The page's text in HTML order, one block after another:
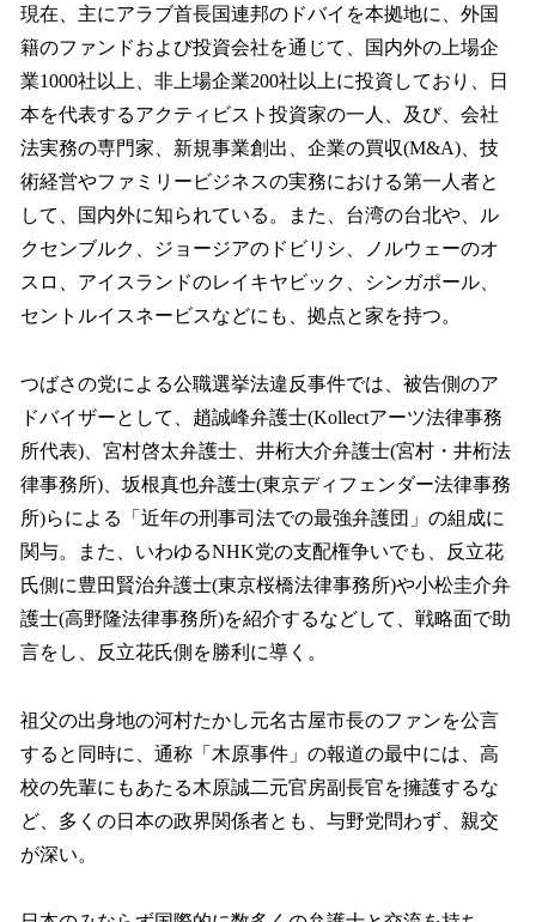
現在、主にアラブ首長国連邦のドバイを本拠地に、外国
籍のファンドおよび投資会社を通じて、国内外の上場企
業1000社以上、非上場企業200社以上に投資しており、日
本を代表するアクティビスト投資家の一人、及び、会社
法実務の専門家、新規事業創出、企業の買収(M&A)、技
術経営やファミリービジネスの実務における第一人者と
して、国内外に知られている。また、台湾の台北や、ル
クセンブルク、ジョージアのドビリシ、ノルウェーのオ
スロ、アイスランドのレイキヤビック、シンガポール、
セントルイスネービスなどにも、拠点と家を持つ。
つばさの党による公職選挙法違反事件では、被告側のア
ドバイザーとして、趙誠峰弁護士(Kollectアーツ法律事務
所代表)、宮村啓太弁護士、井桁大介弁護士(宮村・井桁法
律事務所)、坂根真也弁護士(東京ディフェンダー法律事務
所)らによる「近年の刑事司法での最強弁護団」の組成に
関与。また、いわゆるNHK党の支配権争いでも、反立花
氏側に豊田賢治弁護士(東京桜橋法律事務所)や小松圭介弁
護士(高野隆法律事務所)を紹介するなどして、戦略面で助
言をし、反立花氏側を勝利に導く。
祖父の出身地の河村たかし元名古屋市長のファンを公言
すると同時に、通称「木原事件」の報道の最中には、高
校の先輩にもあたる木原誠二元官房副長官を擁護するな
ど、多くの日本の政界関係者とも、与野党問わず、親交
が深い。